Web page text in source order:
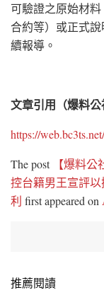
可驗證之原始材
合約等）或正式
續報導。
文章引用（爆料公
https://
The post
【爆料
控台籍男王宣評
利 first appeared on
推薦閱讀